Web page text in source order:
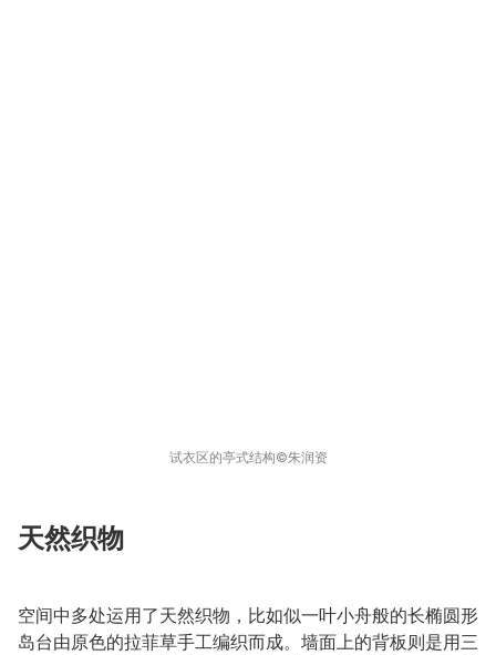
试衣区的亭式结构©️朱润资
天然织物
空间中多处运用了天然织物，比如似一叶小舟般的长椭圆形
岛台由原色的拉菲草手工编织而成。墙面上的背板则是用三